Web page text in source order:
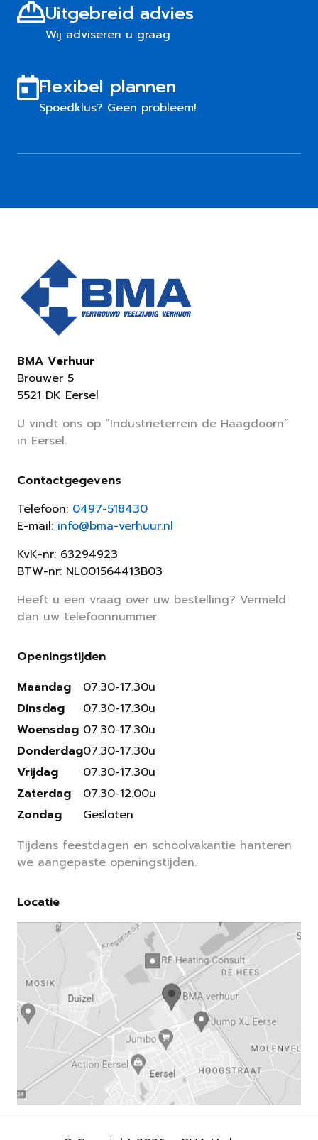
Uitgebreid advies
Wij adviseren u graag
Flexibel plannen
Spoedklus? Geen probleem!
BMA Verhuur
Brouwer 5
5521 DK Eersel
U vindt ons op “Industrieterrein de Haagdoorn”
in Eersel.
Contactgegevens
Telefoon: 0497-518430
E-mail: info@bma-verhuur.nl
KvK-nr: 63294923
BTW-nr: NL001564413B03
Heeft u een vraag over uw bestelling? Vermeld
dan uw telefoonnummer.
Openingstijden
Maandag
Dinsdag
Woensdag
Donderdag
Vrijdag
Zaterdag
Zondag
07.30-17.30u
07.30-17.30u
07.30-17.30u
07.30-17.30u
07.30-17.30u
07.30-12.00u
Gesloten
Tijdens feestdagen en schoolvakantie hanteren
we aangepaste openingstijden.
Locatie